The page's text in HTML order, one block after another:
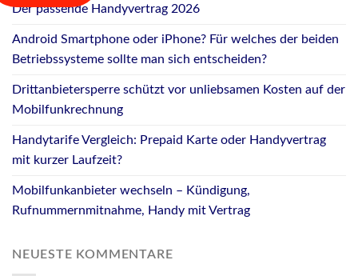
Der passende Handyvertrag 2026
Android Smartphone oder iPhone? Für welches der beiden
Betriebssysteme sollte man sich entscheiden?
Drittanbietersperre schützt vor unliebsamen Kosten auf der
Mobilfunkrechnung
Handytarife Vergleich: Prepaid Karte oder Handyvertrag
mit kurzer Laufzeit?
Mobilfunkanbieter wechseln – Kündigung,
Rufnummernmitnahme, Handy mit Vertrag
NEUESTE KOMMENTARE